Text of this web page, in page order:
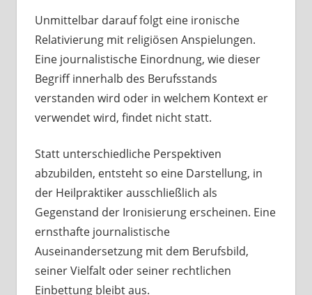
Unmittelbar darauf folgt eine ironische
Relativierung mit religiösen Anspielungen.
Eine journalistische Einordnung, wie dieser
Begriff innerhalb des Berufsstands
verstanden wird oder in welchem Kontext er
verwendet wird, findet nicht statt.
Statt unterschiedliche Perspektiven
abzubilden, entsteht so eine Darstellung, in
der Heilpraktiker ausschließlich als
Gegenstand der Ironisierung erscheinen. Eine
ernsthafte journalistische
Auseinandersetzung mit dem Berufsbild,
seiner Vielfalt oder seiner rechtlichen
Einbettung bleibt aus.